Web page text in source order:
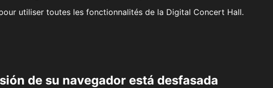
utiliser toutes les fonctionnalités de la Digital Concert Hall.
de su navegador está desfasada